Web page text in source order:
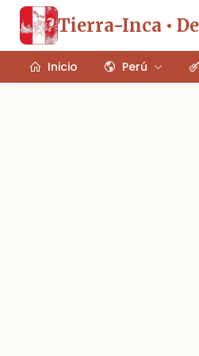
Tierra-Inca •
Inicio Perú